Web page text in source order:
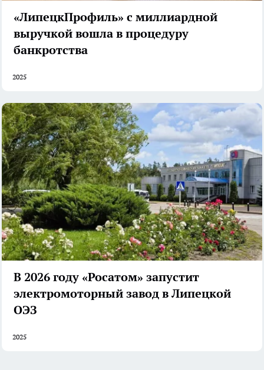
«ЛипецкПрофиль» с миллиардной
выручкой вошла в процедуру
банкротства
2025
В 2026 году «Росатом» запустит
электромоторный завод в Липецкой
ОЭЗ
2025